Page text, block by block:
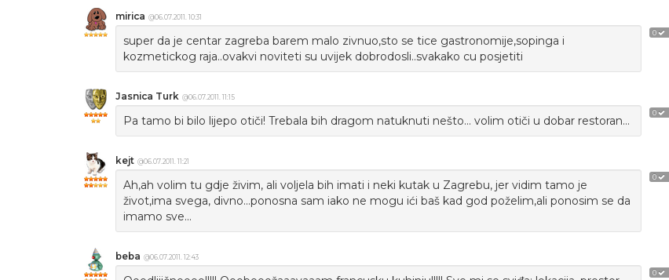
0
mirica @06.07.2011. 10:31
super da je centar zagreba barem malo zivnuo,sto se tice gastronomije,sopinga i
kozmetickog raja..ovakvi noviteti su uvijek dobrodosli..svakako cu posjetiti
0
Jasnica Turk @06.07.2011. 11:15
Pa tamo bi bilo lijepo otiči! Trebala bih dragom natuknuti nešto... volim otiči u dobar restoran...
0
kejt @06.07.2011. 11:21
Ah,ah volim tu gdje živim, ali voljela bih imati i neki kutak u Zagrebu, jer vidim tamo je
život,ima svega, divno...ponosna sam iako ne mogu ići baš kad god poželim,ali ponosim se da
imamo sve...
0
beba @06.07.2011. 12:43